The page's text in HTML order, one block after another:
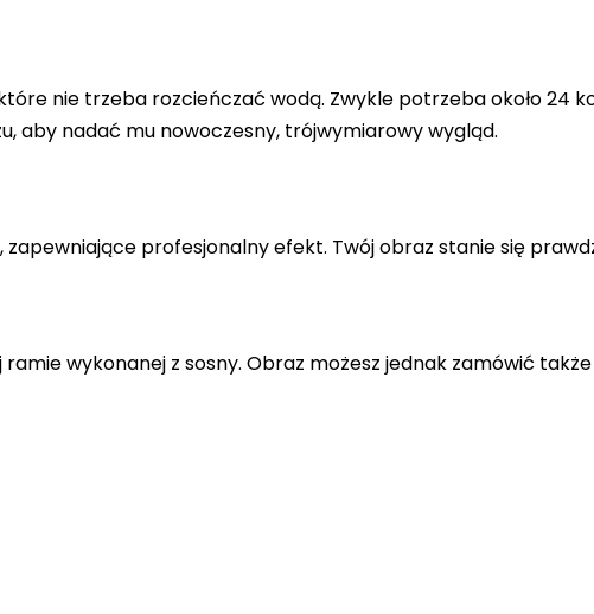
nie trzeba rozcieńczać wodą. Zwykle potrzeba około 24
aby nadać mu nowoczesny, trójwymiarowy wygląd.
profesjonalny efekt. Twój obraz stanie się
wykonanej z sosny. Obraz możesz jednak zamówić